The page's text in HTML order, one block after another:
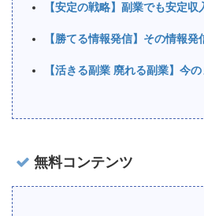
【安定の戦略】副業でも安定
【勝てる情報発信】その情報発
【活きる副業 廃れる副業】今
無料コンテンツ